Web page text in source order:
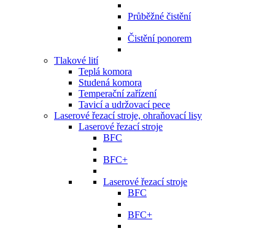
Průběžné čistění
Čistění ponorem
Tlakové lití
Teplá komora
Studená komora
Temperační zařízení
Tavicí a udržovací pece
Laserové řezací stroje, ohraňovací lisy
Laserové řezací stroje
BFC
BFC+
Laserové řezací stroje
BFC
BFC+